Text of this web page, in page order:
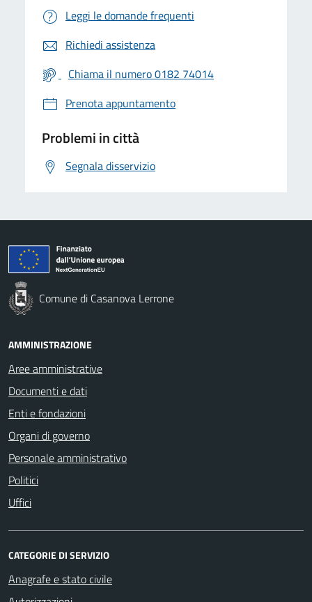
Leggi le domande frequenti
Richiedi assistenza
Chiama il numero 0182 74014
Prenota appuntamento
Problemi in città
Segnala disservizio
Comune di Casanova Lerrone
AMMINISTRAZIONE
Aree amministrative
Documenti e dati
Enti e fondazioni
Organi di governo
Personale amministrativo
Politici
Uffici
CATEGORIE DI SERVIZIO
Anagrafe e stato civile